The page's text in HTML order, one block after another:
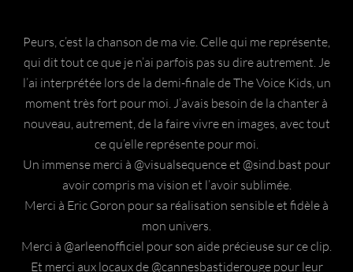
Peurs, c’est la chanson de ma vie. Celle qui me représente,
qui dit tout ce que je n’ai parfois pas su dire autrement. Je
l’ai interprétée lors de la demi-finale de The Voice Kids, un
moment très fort pour moi. J’avais besoin de la chanter à
nouveau, autrement, de la faire vivre en images, avec tout
ce qu’elle représente pour moi.
Un immense merci à @visualsequence et @sind.bast pour
avoir compris ma vision et l’avoir sublimée.
Merci à Eric Goron pour sa réalisation sensible et fidèle à
mon univers.
Merci à @arleenofficiel pour son aide précieuse sur ce clip.
Et merci aux locaux de @cannesbastiderouge pour leur